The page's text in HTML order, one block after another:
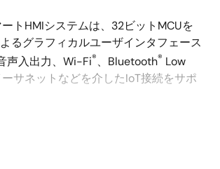
トHMIシステムは、32ビットMCUを
るグラフィカルユーザインタフェース
声入出力、Wi-Fi®、Bluetooth® Low
サネットなどを介したIoT接続をサポ